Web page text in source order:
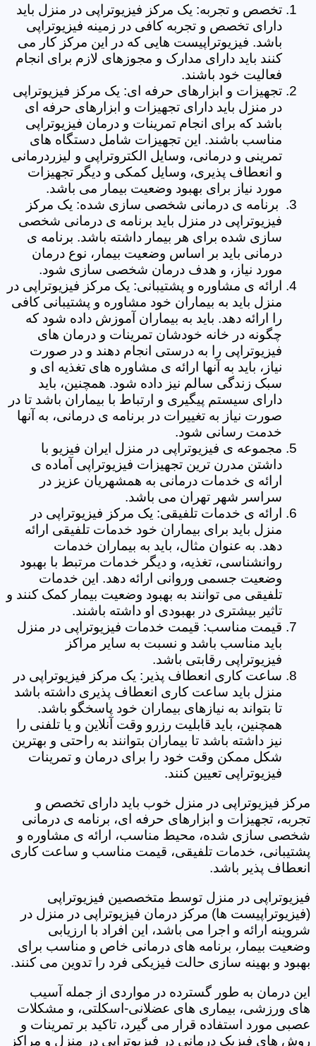
تخصص و تجربه: یک مرکز فیزیوتراپی در منزل باید
دارای تخصص و تجربه کافی در زمینه فیزیوتراپی
باشد. فیزیوتراپیست هایی که در این مرکز کار می
کنند باید دارای مدارک و مجوزهای لازم برای انجام
فعالیت خود باشند.
تجهیزات و ابزارهای حرفه ای: یک مرکز فیزیوتراپی
در منزل باید دارای تجهیزات و ابزارهای حرفه ای
باشد که برای انجام تمرینات و درمان فیزیوتراپی
مناسب باشند. این تجهیزات شامل دستگاه های
تمرینی و درمانی، وسایل الکتروتراپی و لیزردرمانی
و انعطاف پذیری، وسایل کمکی و دیگر تجهیزات
مورد نیاز برای بهبود وضعیت بیمار می باشد.
برنامه ی درمانی شخصی سازی شده: یک مرکز
فیزیوتراپی در منزل باید برنامه ی درمانی شخصی
سازی شده برای هر بیمار داشته باشد. برنامه ی
درمانی باید بر اساس وضعیت بیمار، نوع درمان
مورد نیاز، و هدف درمان شخصی سازی شود.
ارائه ی مشاوره و پشتیبانی: یک مرکز فیزیوتراپی در
منزل باید به بیماران خود مشاوره و پشتیبانی کافی
را ارائه دهد. باید به بیماران آموزش داده شود که
چگونه در خانه خودشان تمرینات و درمان های
فیزیوتراپی را به درستی انجام دهند و در صورت
نیاز، باید به آنها ارائه ی مشاوره های تغذیه ای و
سبک زندگی سالم نیز داده شود. همچنین، باید
دارای سیستم پیگیری و ارتباط با بیماران باشد تا در
صورت نیاز به تغییرات در برنامه ی درمانی، به آنها
خدمت رسانی شود.
مجموعه ی فیزیوتراپی در منزل ایران فیزیو با
داشتن مدرن ترین تجهیزات فیزیوتراپی آماده ی
ارائه ی خدمات درمانی به همشهریان عزیز در
سراسر شهر تهران می باشد.
ارائه ی خدمات تلفیقی: یک مرکز فیزیوتراپی در
منزل باید برای بیماران خود خدمات تلفیقی ارائه
دهد. به عنوان مثال، باید به بیماران خدمات
روانشناسی، تغذیه، و دیگر خدمات مرتبط با بهبود
وضعیت جسمی وروانی ارائه دهد. این خدمات
تلفیقی می توانند به بهبود وضعیت بیمار کمک کنند و
تاثیر بیشتری در بهبودی او داشته باشند.
قیمت مناسب: قیمت خدمات فیزیوتراپی در منزل
باید مناسب باشد و نسبت به سایر مراکز
فیزیوتراپی رقابتی باشد.
ساعت کاری انعطاف پذیر: یک مرکز فیزیوتراپی در
منزل باید ساعت کاری انعطاف پذیری داشته باشد
تا بتواند به نیازهای بیماران خود پاسخگو باشد.
همچنین، باید قابلیت رزرو وقت آنلاین و یا تلفنی را
نیز داشته باشد تا بیماران بتوانند به راحتی و بهترین
شکل ممکن وقت خود را برای درمان و تمرینات
فیزیوتراپی تعیین کنند.
مرکز فیزیوتراپی در منزل خوب باید دارای تخصص و
تجربه، تجهیزات و ابزارهای حرفه ای، برنامه ی درمانی
شخصی سازی شده، محیط مناسب، ارائه ی مشاوره و
پشتیبانی، خدمات تلفیقی، قیمت مناسب و ساعت کاری
انعطاف پذیر باشد.
فیزیوتراپی در منزل توسط متخصصین فیزیوتراپی
(فیزیوتراپیست ها) مرکز درمان فیزیوتراپی در منزل در
شروینه ارائه و اجرا می باشد، این افراد با ارزیابی
وضعیت بیمار، برنامه های درمانی خاص و مناسب برای
بهبود و بهینه سازی حالت فیزیکی فرد را تدوین می کنند.
این درمان به طور گسترده در مواردی از جمله آسیب
های ورزشی، بیماری های عضلانی-اسکلتی، و مشکلات
عصبی مورد استفاده قرار می گیرد، تاکید بر تمرینات و
روش های فیزیک درمانی در فیزیوتراپی در منزل و مراکز